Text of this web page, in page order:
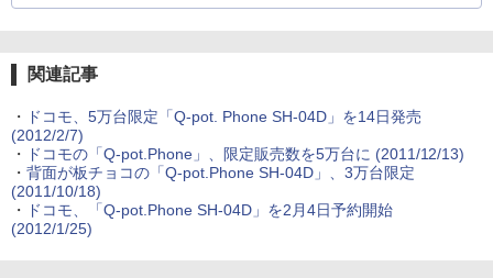
関連記事
・
ドコモ、5万台限定「Q-pot. Phone SH-04D」を14日発売
(2012/2/7)
・
ドコモの「Q-pot.Phone」、限定販売数を5万台に (2011/12/13)
・ 背面が板チョコの「Q-pot.Phone SH-04D」、3万台限定
(2011/10/18)
・
ドコモ、「Q-pot.Phone SH-04D」を2月4日予約開始
(2012/1/25)